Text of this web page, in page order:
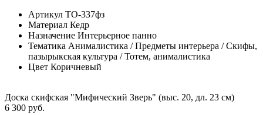
Артикул ТО-337фз
Материал Кедр
Назначение Интерьерное панно
Тематика Анималистика / Предметы интерьера / Скифы,
пазырыкская культура / Тотем, анималистика
Цвет Коричневый
Доска скифская "Мифический Зверь" (выс. 20, дл. 23 см)
6 300 руб.